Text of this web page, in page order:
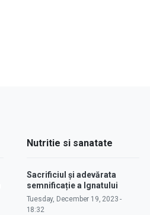
Nutritie si sanatate
Sacrificiul și adevărata
semnificație a Ignatului
Tuesday, December 19, 2023 -
18:32